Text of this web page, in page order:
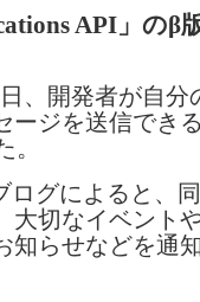
API」のβ
、開発者が自分
ージを送信でき
。
ログによると、
大切なイベント
知らせなどを通